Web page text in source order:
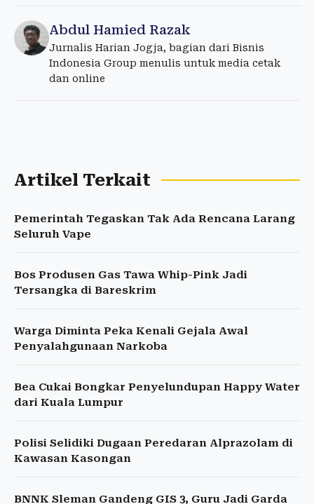
Abdul Hamied Razak
Jurnalis Harian Jogja, bagian dari Bisnis
Indonesia Group menulis untuk media cetak
dan online
Artikel Terkait
Pemerintah Tegaskan Tak Ada Rencana Larang
Seluruh Vape
Bos Produsen Gas Tawa Whip-Pink Jadi
Tersangka di Bareskrim
Warga Diminta Peka Kenali Gejala Awal
Penyalahgunaan Narkoba
Bea Cukai Bongkar Penyelundupan Happy Water
dari Kuala Lumpur
Polisi Selidiki Dugaan Peredaran Alprazolam di
Kawasan Kasongan
BNNK Sleman Gandeng GIS 3, Guru Jadi Garda